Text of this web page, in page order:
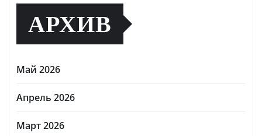
АРХИВ
Май 2026
Апрель 2026
Март 2026